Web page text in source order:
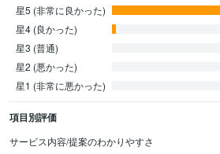
星5 (非常に良かった)
星4 (良かった)
星3 (普通)
星2 (悪かった)
星1 (非常に悪かった)
項目別評価
サービス内容/提案のわかりやすさ